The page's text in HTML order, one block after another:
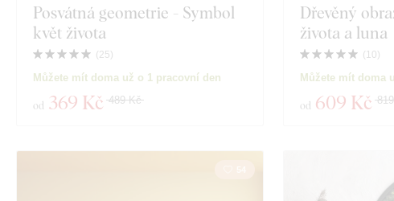
Posvátná geometrie - Symbol
květ života
(25)
Můžete mít doma už o 1 pracovní den
od 369 Kč 489 Kč
Dřevěný
života a luna
(10)
Můžete mít doma
od 609 Kč